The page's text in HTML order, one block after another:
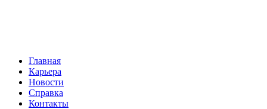
Главная
Карьера
Новости
Справка
Контакты